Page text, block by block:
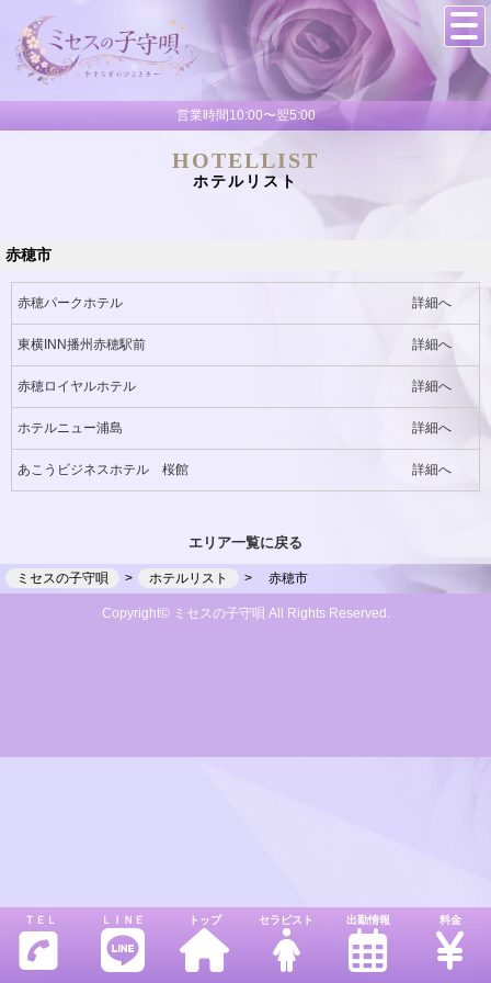
ＴＥＬ ＬＩＮＥ トップ セラピスト 出勤情報 料金
営業時間10:00〜翌5:00
HOTELLIST
ホテルリスト
赤穂市
赤穂パークホテル 詳細へ
東横INN播州赤穂駅前 詳細へ
赤穂ロイヤルホテル 詳細へ
ホテルニュー浦島 詳細へ
あこうビジネスホテル 桜館 詳細へ
エリア一覧に戻る
ミセスの子守唄 ホテルリスト 赤穂市
Copyright© ミセスの子守唄 All Rights Reserved.